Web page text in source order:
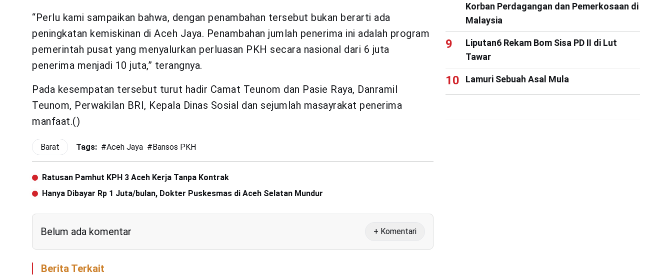
“Perlu kami sampaikan bahwa, dengan penambahan tersebut bukan berarti ada
peningkatan kemiskinan di Aceh Jaya. Penambahan jumlah penerima ini adalah program
pemerintah pusat yang menyalurkan perluasan PKH secara nasional dari 6 juta
penerima menjadi 10 juta,” terangnya.
Pada kesempatan tersebut turut hadir Camat Teunom dan Pasie Raya, Danramil
Teunom, Perwakilan BRI, Kepala Dinas Sosial dan sejumlah masayrakat penerima
manfaat.()
Barat Tags: #Aceh Jaya #Bansos PKH
Ratusan Pamhut KPH 3 Aceh Kerja Tanpa Kontrak
Hanya Dibayar Rp 1 Juta/bulan, Dokter Puskesmas di Aceh Selatan Mundur
Belum ada komentar + Komentari
Berita Terkait
Korban Perdagangan dan Pemerkosaan di
Malaysia
Liputan6 Rekam Bom Sisa PD II di Lut
Tawar
Lamuri Sebuah Asal Mula